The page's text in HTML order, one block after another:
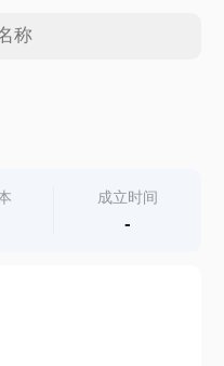
成立时间
-